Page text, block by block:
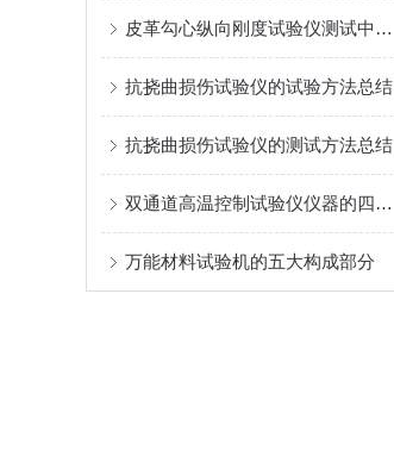
皮革勾心纵向刚度试验仪测试中影响数据准确性的因素
抗挠曲损伤试验仪的试验方法总结
抗挠曲损伤试验仪的测试方法总结
双通道高温控制试验仪仪器的四个特性
万能材料试验机的五大构成部分